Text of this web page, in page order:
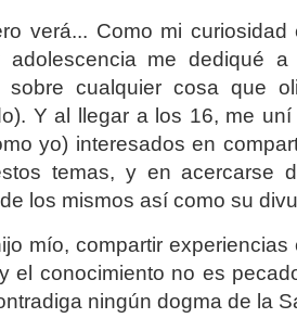
verá... Como mi
adolescencia me dediqué
sobre cualquier cosa que
Y al llegar a los 16, me
yo) interesados en
temas, y en acercarse
los mismos así como su
mío, compartir
el conocimiento no es
ningún dogma de la